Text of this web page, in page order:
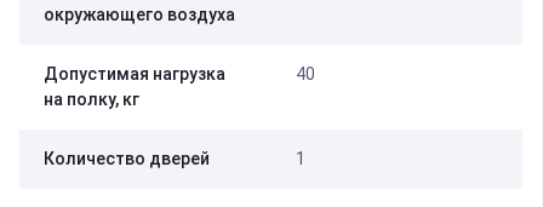
окружающего воздуха
Допустимая нагрузка
на полку, кг
40
Количество дверей 1